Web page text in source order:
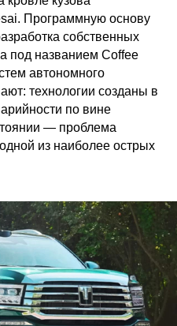
Программную основу
собственных
под названием Coffee
автономного
технологии созданы в
по вине
— проблема
из наиболее острых